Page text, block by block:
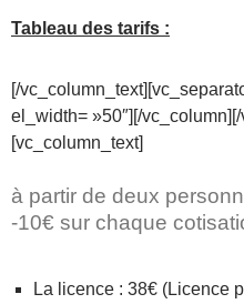
Tableau des tarifs :
[/
el_width= »50″][/
[vc_column_text]
à partir de deux
-10€ sur chaque
La licence : 38€ (Licence